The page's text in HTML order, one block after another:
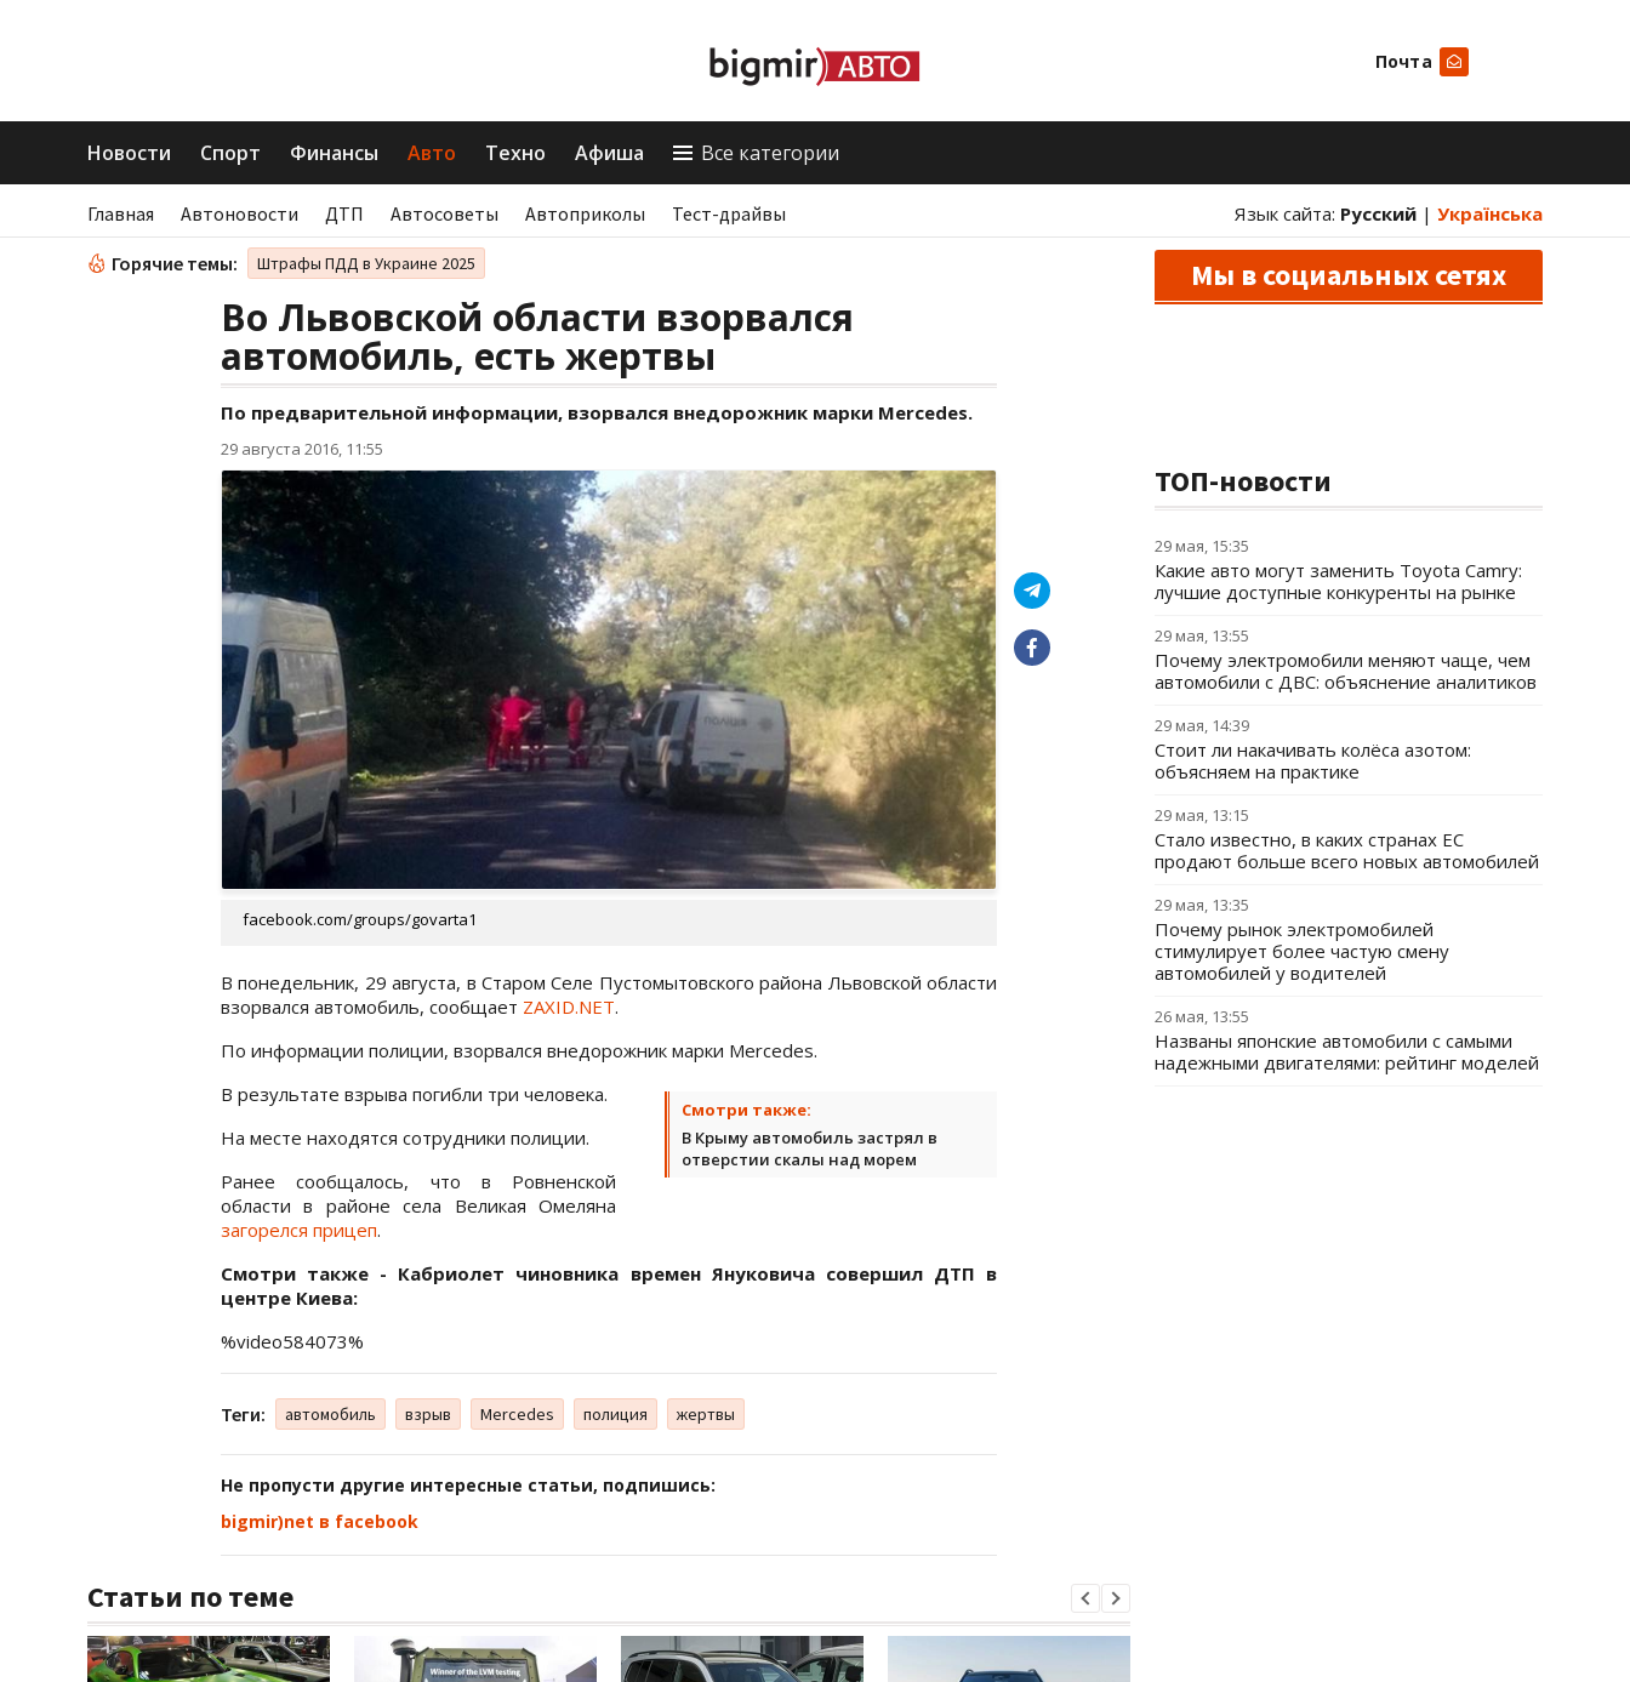
Почта
Новости Спорт Финансы Авто Техно Афиша Все категории
Главная Автоновости ДТП Автосоветы Автоприколы Тест-драйвы Язык сайта: Русский | Українська
Горячие темы: Штрафы ПДД в Украине 2025
Во Львовской области взорвался
автомобиль, есть жертвы
По предварительной информации, взорвался внедорожник марки Mercedes.
29 августа 2016, 11:55
facebook.com/groups/govarta1
В понедельник, 29 августа, в Старом Селе Пустомытовского района Львовской области
взорвался автомобиль, сообщает ZAXID.NET.
По информации полиции, взорвался внедорожник марки Mercedes.
Смотри также:
В Крыму автомобиль застрял в
отверстии скалы над морем
В результате взрыва погибли три человека.
На месте находятся сотрудники полиции.
Ранее сообщалось, что в Ровненской
области в районе села Великая Омеляна
загорелся прицеп.
Смотри также - Кабриолет чиновника времен Януковича совершил ДТП в
центре Киева:
%video584073%
Теги: автомобиль взрыв Mercedes полиция жертвы
Не пропусти другие интересные статьи, подпишись:
bigmir)net в facebook
Статьи по теме
Мы в социальных сетях
ТОП-новости
29 мая, 15:35
Какие авто могут заменить Toyota Camry:
лучшие доступные конкуренты на рынке
29 мая, 13:55
Почему электромобили меняют чаще, чем
автомобили с ДВС: объяснение аналитиков
29 мая, 14:39
Стоит ли накачивать колёса азотом:
объясняем на практике
29 мая, 13:15
Стало известно, в каких странах ЕС
продают больше всего новых автомобилей
29 мая, 13:35
Почему рынок электромобилей
стимулирует более частую смену
автомобилей у водителей
26 мая, 13:55
Названы японские автомобили с самыми
надежными двигателями: рейтинг моделей